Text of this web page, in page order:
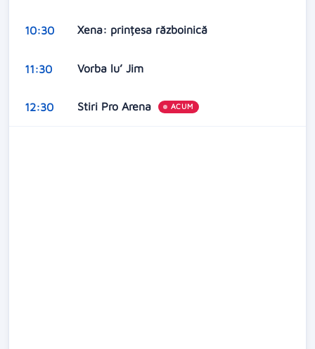
10:30 Xena: prințesa războinică
11:30 Vorba lu’ Jim
12:30 Stiri Pro Arena ACUM